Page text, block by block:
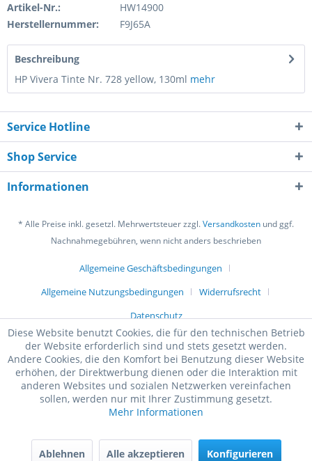
Artikel-Nr.:
HW14900
Herstellernummer:
F9J65A
Beschreibung
HP Vivera Tinte Nr. 728 yellow, 130ml mehr
Service Hotline
Shop Service
Informationen
* Alle Preise inkl. gesetzl. Mehrwertsteuer zzgl.Versandkosten und ggf.
Nachnahmegebühren, wenn nicht anders beschrieben
Allgemeine Geschäftsbedingungen
Allgemeine Nutzungsbedingungen
Widerrufsrecht
Datenschutz
Diese Website benutzt Cookies, die für den technischen Betrieb
der Website erforderlich sind und stets gesetzt werden.
Andere Cookies, die den Komfort bei Benutzung dieser Website
erhöhen, der Direktwerbung dienen oder die Interaktion mit
anderen Websites und sozialen Netzwerken vereinfachen
sollen, werden nur mit Ihrer Zustimmung gesetzt.
Mehr Informationen
Ablehnen Alle akzeptieren Konfigurieren